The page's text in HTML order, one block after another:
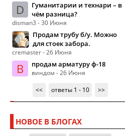
D
Гуманитарии и технари – в
чём разница?
disman3 - 30 Июня
Продам трубу б/у. Можно
для стоек забора.
cremaster - 26 Июня
В продам арматуру ф-18
виндом - 26 Июня
<<
ответы 1 - 10 >>
НОВОЕ В БЛОГАХ